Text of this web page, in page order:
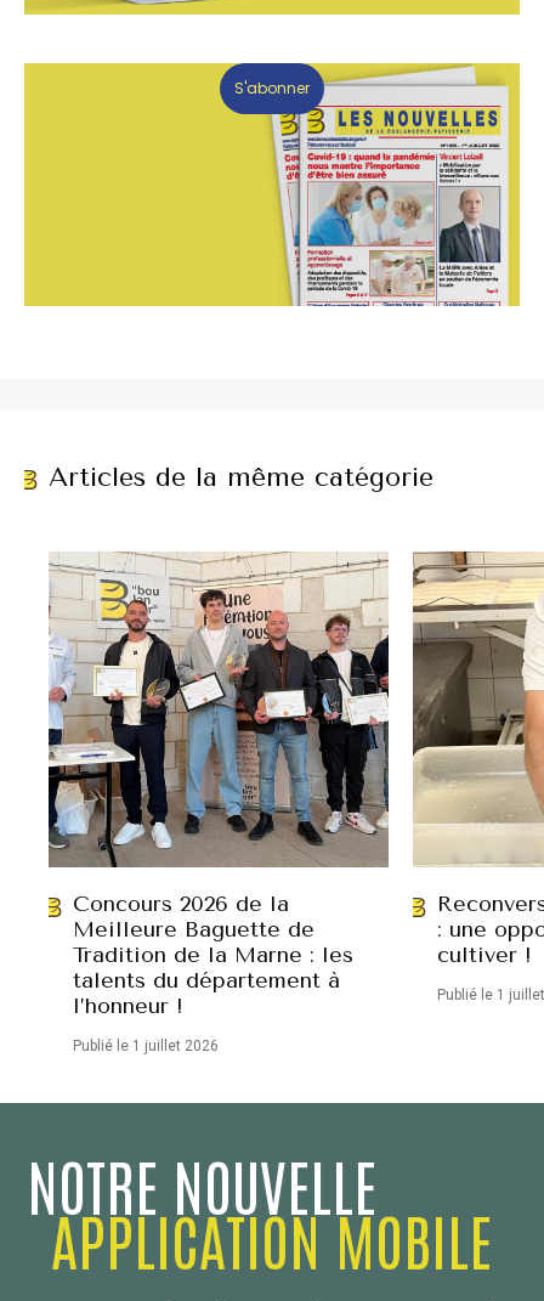
S'abonner
Articles de la même catégorie
Concours 2026 de la
Meilleure Baguette de
Tradition de la Marne : les
talents du département à
l’honneur !
Publié le 1 juillet 2026
: une
cultiver !
Publié le 1
NOTRE NOUVELLE
APPLICATION MOBILE